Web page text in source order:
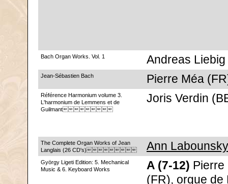
Bach Organ Works. Vol. 1 Andreas
Jean-Sébastien Bach Pierre Méa
Référence Harmonium volume 3.
L'harmonium de Lemmens et de
Guilmant
Joris Verdin
The Complete Organ Works of Jean
Langlais (26 CD's)
Ann
György Ligeti Edition: 5. Mechanical
Music & 6. Keyboard Works
A (7-12) Pierre
(FR), orgue de